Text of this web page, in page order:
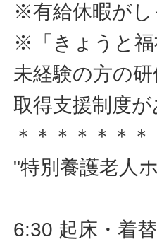
※有給休暇がし
※「きょうと福
未経験の方の
取得支援制度
＊＊＊＊＊＊＊
"特別養護老人
6:30 起床・着